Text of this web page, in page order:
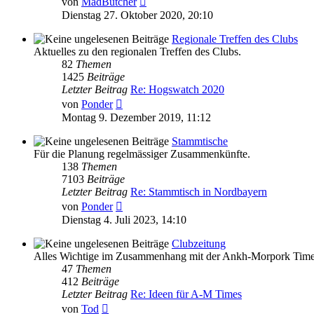
Beitrag
Dienstag 27. Oktober 2020, 20:10
Regionale Treffen des Clubs
Aktuelles zu den regionalen Treffen des Clubs.
82 Themen
1425 Beiträge
Letzter Beitrag Re: Hogswatch 2020
von Ponder
Beitrag
Montag 9. Dezember 2019, 11:12
Stammtische
Für die Planung regelmässiger Zusammenkünfte.
138 Themen
7103 Beiträge
Letzter Beitrag Re: Stammtisch in Nordbayern
von Ponder
Beitrag
Dienstag 4. Juli 2023, 14:10
Clubzeitung
Alles Wichtige im Zusammenhang mit der Ankh-Morpork
47 Themen
412 Beiträge
Letzter Beitrag Re: Ideen für A-M Times
von Tod